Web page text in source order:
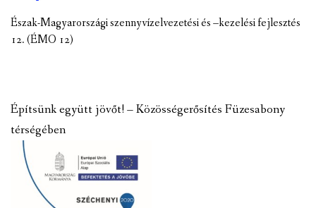
Észak-Magyarországi szennyvízelvezetési és –kezelési fejlesztés
12. (ÉMO 12)
Építsünk együtt jövőt! – Közösségerősítés Füzesabony
térségében